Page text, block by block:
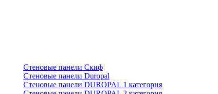
Стеновые панели Скиф
Стеновые панели Duropal
Стеновые панели DUROPAL 1 категория